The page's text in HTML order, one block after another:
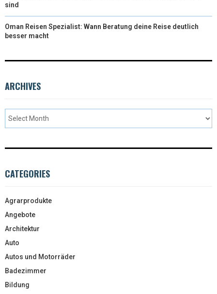
sind
Oman Reisen Spezialist: Wann Beratung deine Reise deutlich
besser macht
ARCHIVES
CATEGORIES
Agrarprodukte
Angebote
Architektur
Auto
Autos und Motorräder
Badezimmer
Bildung